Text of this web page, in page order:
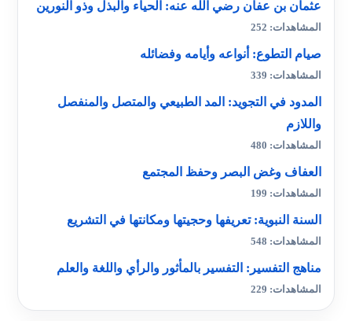
عثمان بن عفان رضي الله عنه: الحياء والبذل وذو النورين
المشاهدات: 252
صيام التطوع: أنواعه وأيامه وفضائله
المشاهدات: 339
المدود في التجويد: المد الطبيعي والمتصل والمنفصل
واللازم
المشاهدات: 480
العفاف وغض البصر وحفظ المجتمع
المشاهدات: 199
السنة النبوية: تعريفها وحجيتها ومكانتها في التشريع
المشاهدات: 548
مناهج التفسير: التفسير بالمأثور والرأي واللغة والعلم
المشاهدات: 229